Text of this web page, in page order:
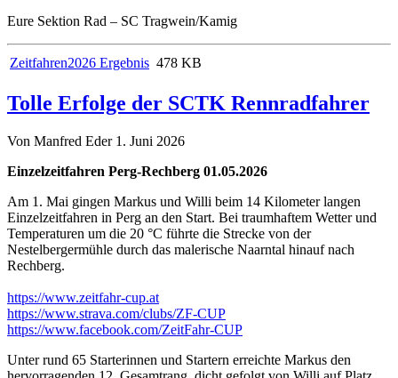
Eure Sektion Rad – SC Tragwein/Kamig
Zeitfahren2026 Ergebnis 478 KB
Tolle Erfolge der SCTK Rennradfahrer
Von Manfred Eder 1. Juni 2026
Einzelzeitfahren Perg-Rechberg 01.05.2026
Am 1. Mai gingen Markus und Willi beim 14 Kilometer langen
Einzelzeitfahren in Perg an den Start. Bei traumhaftem Wetter und
Temperaturen um die 20 °C führte die Strecke von der
Nestelbergermühle durch das malerische Naarntal hinauf nach
Rechberg.
https://www.zeitfahr-cup.at
https://www.strava.com/clubs/ZF-CUP
https://www.facebook.com/ZeitFahr-CUP
Unter rund 65 Starterinnen und Startern erreichte Markus den